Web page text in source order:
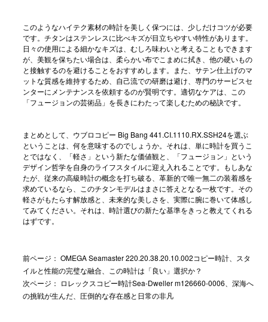
このようなハイテク素材の時計を美しく保つには、少しだけコツが必要
です。チタンはステンレスに比べキズが目立ちやすい特性があります。
日々の使用による細かなキズは、むしろ味わいと考えることもできます
が、美観を保ちたい場合は、柔らかい布でこまめに拭き、他の硬いもの
と接触するのを避けることをおすすめします。また、サテン仕上げのマ
ットな質感を維持するため、自己流での研磨は避け、専門のサービスセ
ンターにメンテナンスを依頼するのが賢明です。適切なケアは、この
「フュージョンの芸術品」を長きにわたって楽しむための秘訣です。
まとめとして、 ウブロコピー Big Bang 441.CI.1110.RX.SSH24を選ぶ
ということは、何を意味するのでしょうか。それは、単に時計を買うこ
とではなく、「軽さ」という新たな価値観と、「フュージョン」という
デザイン哲学を自身のライフスタイルに迎え入れることです。もしあな
たが、従来の高級時計の概念を打ち破る、革新的で唯一無二の装着感を
求めているなら、このチタンモデルはまさに答えとなる一枚です。その
軽さがもたらす解放感と、未来的な美しさを、実際に腕に巻いて体感し
てみてください。それは、時計選びの新たな基準をきっと教えてくれる
はずです。
前ページ： OMEGA Seamaster 220.20.38.20.10.002コピー時計、スタ
イルと性能の完璧な融合、この時計は「良い」選択か？
次ページ： ロレックスコピー時計Sea-Dweller m126660-0006、深海へ
の挑戦が生んだ、圧倒的な存在感と日常の非凡